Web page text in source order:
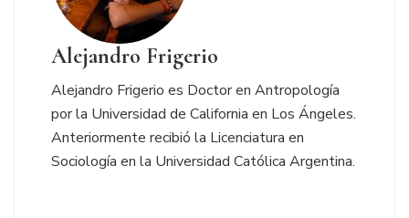
Alejandro Frigerio
Alejandro Frigerio es Doctor en Antropología
por la Universidad de California en Los Ángeles.
Anteriormente recibió la Licenciatura en
Sociología en la Universidad Católica Argentina.